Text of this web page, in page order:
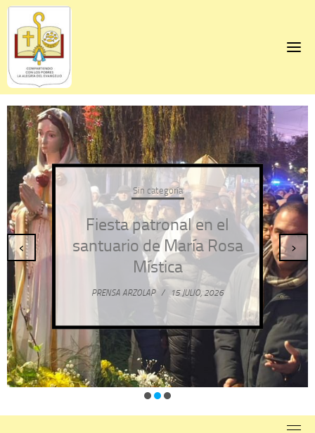
Skip
content
Sin categoría
Fiesta patronal en el
santuario de María Rosa
Mística
PRENSA ARZOLAP / 15 JULIO, 2026
‹ ›